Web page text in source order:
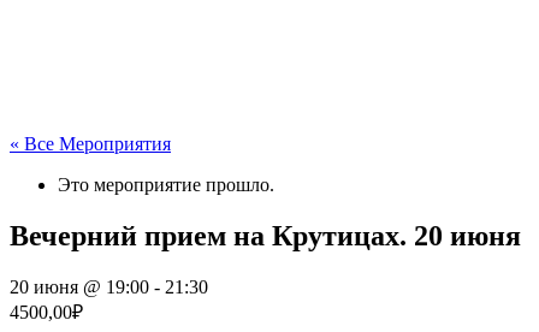
« Все Мероприятия
Это мероприятие прошло.
Вечерний прием на Крутицах. 20 июня
20 июня @ 19:00 - 21:30
4500,00₽